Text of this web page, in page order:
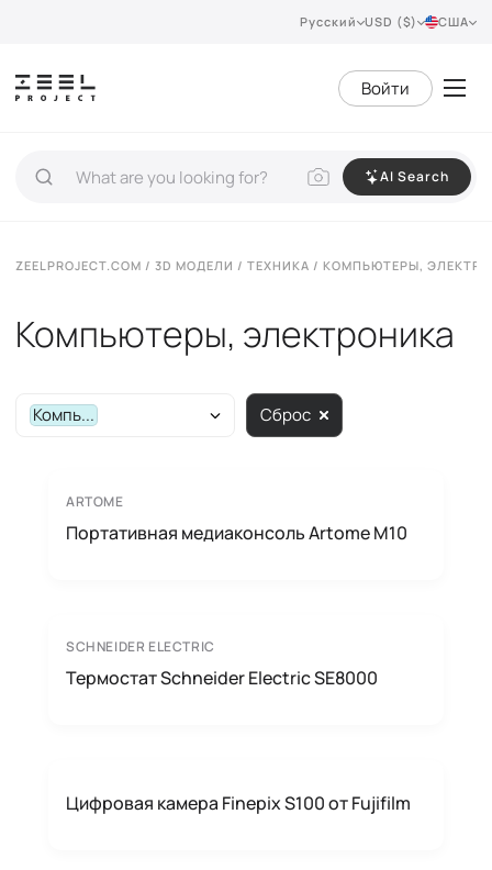
Русский USD ($) США
Войти
AI Search
ZEELPROJECT.COM / 3D МОДЕЛИ / ТЕХНИКА / КОМПЬЮТЕРЫ,
Компьютеры, электроника
Компь... Сброс
ARTOME
Портативная медиаконсоль Artome M10
SCHNEIDER ELECTRIC
Термостат Schneider Electric SE8000
Цифровая камера Finepix S100 от Fujifilm